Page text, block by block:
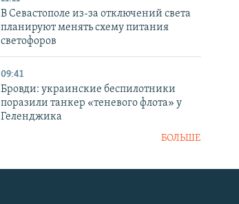
В Севастополе из-за отключений света
планируют менять схему питания
светофоров
09:41
Бровди: украинские беспилотники
поразили танкер «теневого флота» у
Геленджика
БОЛЬШЕ